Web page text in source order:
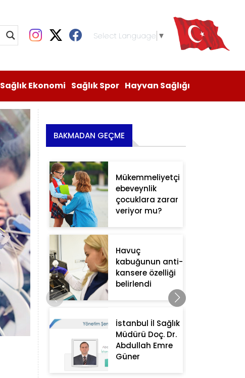
Select Language ▼
Sağlık Ekonomi Sağlık Spor Hayvan Sağlığı
BAKMADAN GEÇME
Mükemmeliyetçi
ebeveynlik
çocuklara zarar
veriyor mu?
Havuç
kabuğunun anti-
kansere özelliği
belirlendi
İstanbul İl Sağlık
Müdürü Doç. Dr.
Abdullah Emre
Güner